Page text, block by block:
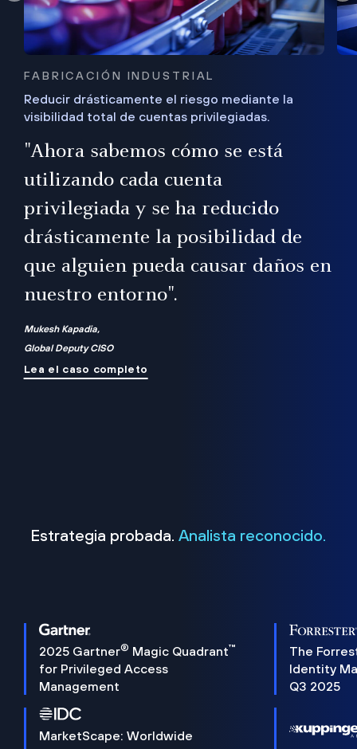
FABRICACIÓN INDUSTRIAL
Reducir drásticamente el riesgo mediante la
visibilidad total de cuentas privilegiadas.
"Ahora sabemos cómo se está
utilizando cada cuenta
privilegiada y se ha reducido
drásticamente la posibilidad de
que alguien pueda causar daños en
nuestro entorno".
Mukesh Kapadia,
Global Deputy CISO
Lea el caso completo
Estrategia probada. Analista reconocido.
2025 Gartner® Magic Quadrant™
for Privileged Access
Management
The
Identity
Q3 2025
MarketScape: Worldwide